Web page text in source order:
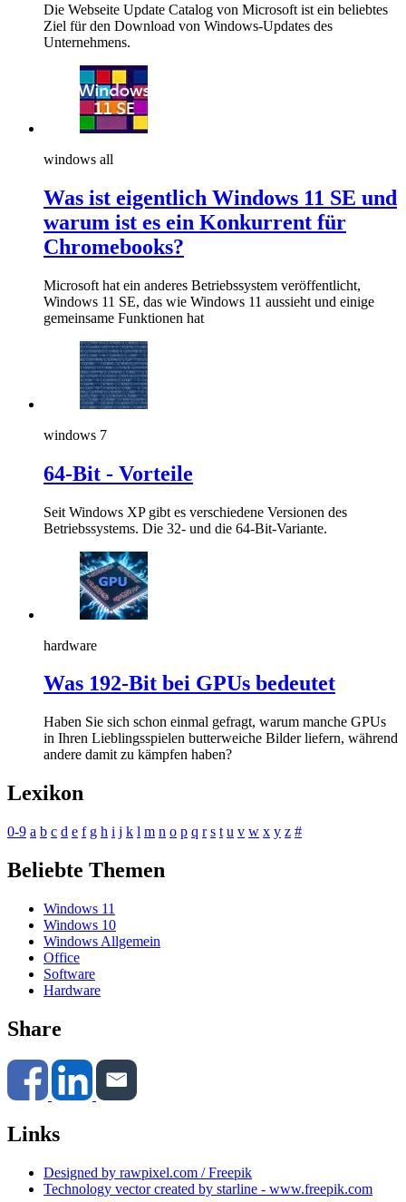
Die Webseite Update Catalog von Microsoft ist ein beliebtes
Ziel für den Download von Windows-Updates des
Unternehmens.
windows all
Was ist eigentlich Windows 11 SE und
warum ist es ein Konkurrent für
Chromebooks?
Microsoft hat ein anderes Betriebssystem veröffentlicht,
Windows 11 SE, das wie Windows 11 aussieht und einige
gemeinsame Funktionen hat
windows 7
64-Bit - Vorteile
Seit Windows XP gibt es verschiedene Versionen des
Betriebssystems. Die 32- und die 64-Bit-Variante.
hardware
Was 192-Bit bei GPUs bedeutet
Haben Sie sich schon einmal gefragt, warum manche GPUs
in Ihren Lieblingsspielen butterweiche Bilder liefern, während
andere damit zu kämpfen haben?
Lexikon
0-9 a b c d e f g h i j k l m n o p q r s t u v w x y z #
Beliebte Themen
Windows 11
Windows 10
Windows Allgemein
Office
Software
Hardware
Share
Links
Designed by rawpixel.com / Freepik
Technology vector created by starline - www.freepik.com